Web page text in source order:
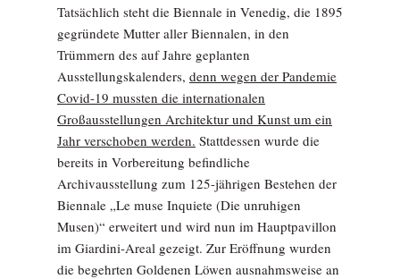
Tatsächlich steht die Biennale in Venedig, die 1895
gegründete Mutter aller Biennalen, in den
Trümmern des auf Jahre geplanten
Ausstellungskalenders, denn wegen der Pandemie
Covid-19 mussten die internationalen
Großausstellungen Architektur und Kunst um ein
Jahr verschoben werden. Stattdessen wurde die
bereits in Vorbereitung befindliche
Archivausstellung zum 125-jährigen Bestehen der
Biennale „Le muse Inquiete (Die unruhigen
Musen)“ erweitert und wird nun im Hauptpavillon
im Giardini-Areal gezeigt. Zur Eröffnung wurden
die begehrten Goldenen Löwen ausnahmsweise an